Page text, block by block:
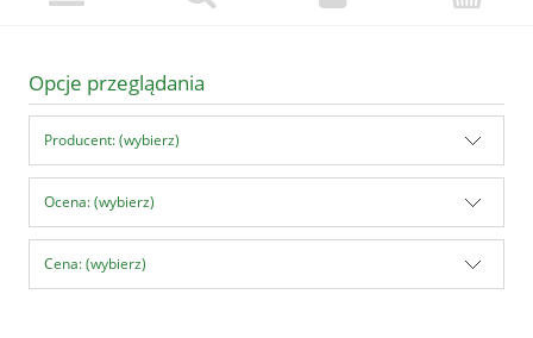
Opcje przeglądania
Producent: (wybierz)
Ocena: (wybierz)
Cena: (wybierz)